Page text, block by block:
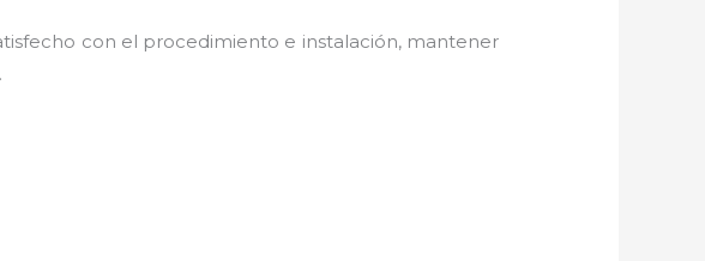
con el procedimiento e instalación, mantener